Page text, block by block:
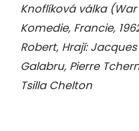
Knoflíková válka
Komedie, Francie,
Robert, Hrají:
Galabru, Pierre
Tsilla Chelton